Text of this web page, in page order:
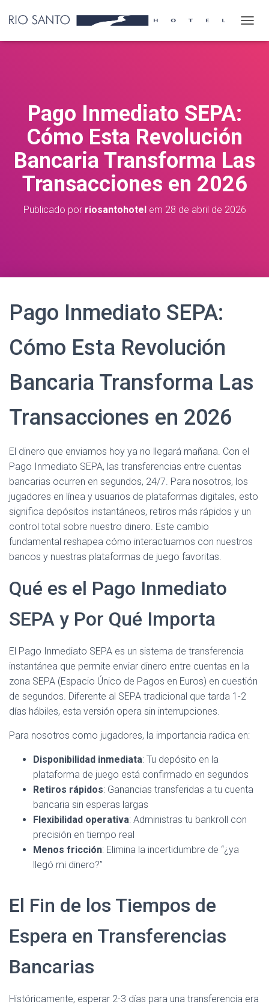
L
E
G
Pago Inmediato SEPA:
Cómo Esta Revolución
Bancaria Transforma Las
Transacciones en 2026
Publicado por riosantohotelem 28 de abril de 2026
Pago Inmediato SEPA:
Cómo Esta Revolución
Bancaria Transforma Las
Transacciones en 2026
El dinero que enviamos hoy ya no llegará mañana. Con el
Pago Inmediato SEPA, las transferencias entre cuentas
bancarias ocurren en segundos, 24/7. Para nosotros, los
jugadores en línea y usuarios de plataformas digitales, esto
significa depósitos instantáneos, retiros más rápidos y un
control total sobre nuestro dinero. Este cambio
fundamental reshapea cómo interactuamos con nuestros
bancos y nuestras plataformas de juego favoritas.
Qué es el Pago Inmediato
SEPA y Por Qué Importa
El Pago Inmediato SEPA es un sistema de transferencia
instantánea que permite enviar dinero entre cuentas en la
zona SEPA (Espacio Único de Pagos en Euros) en cuestión
de segundos. Diferente al SEPA tradicional que tarda 1-2
días hábiles, esta versión opera sin interrupciones.
Para nosotros como jugadores, la importancia radica en:
Disponibilidad inmediata: Tu depósito en la
plataforma de juego está confirmado en segundos
Retiros rápidos: Ganancias transferidas a tu cuenta
bancaria sin esperas largas
Flexibilidad operativa: Administras tu bankroll con
precisión en tiempo real
Menos fricción: Elimina la incertidumbre de “¿ya
llegó mi dinero?”
El Fin de los Tiempos de
Espera en Transferencias
Bancarias
Históricamente, esperar 2-3 días para una transferencia era